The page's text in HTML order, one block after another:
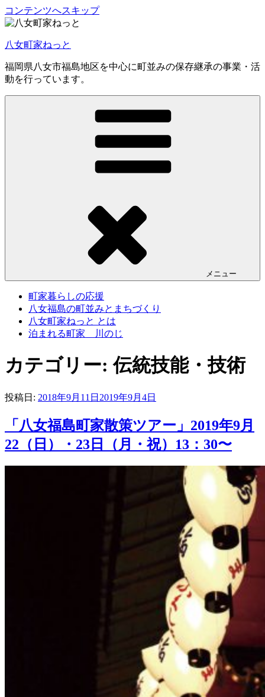
コンテンツへスキップ
八女町家ねっと
福岡県八女市福島地区を中心に町並みの保存継承の事業・活
動を行っています。
メニュー
町家暮らしの応援
八女福島の町並みとまちづくり
八女町家ねっと とは
泊まれる町家 川のじ
カテゴリー: 伝統技能・技術
投稿日: 2018年9月11日 2019年9月4日
「八女福島町家散策ツアー」2019年9月
22（日）・23日（月・祝）13：30〜